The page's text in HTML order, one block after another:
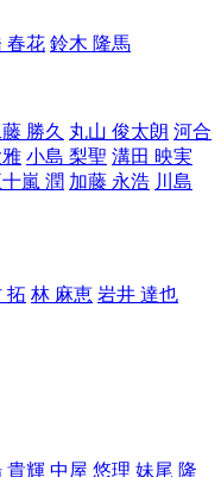
春花 鈴木 隆馬
勝久 丸山 俊太朗 河合
小島 梨聖 溝田 映実
嵐 潤 加藤 永浩 川島
拓 林 麻恵 岩井 達也
貴輝 中屋 悠理 妹尾 隆